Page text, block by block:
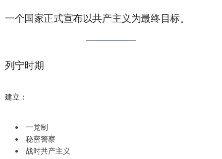
一个国家正式宣布以共产主义为最终目标。
列宁时期
建立：
一党制
秘密警察
战时共产主义